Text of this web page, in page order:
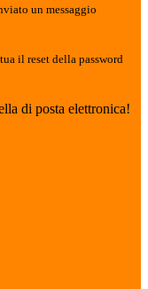
un messaggio
il reset della password
di posta elettronica!